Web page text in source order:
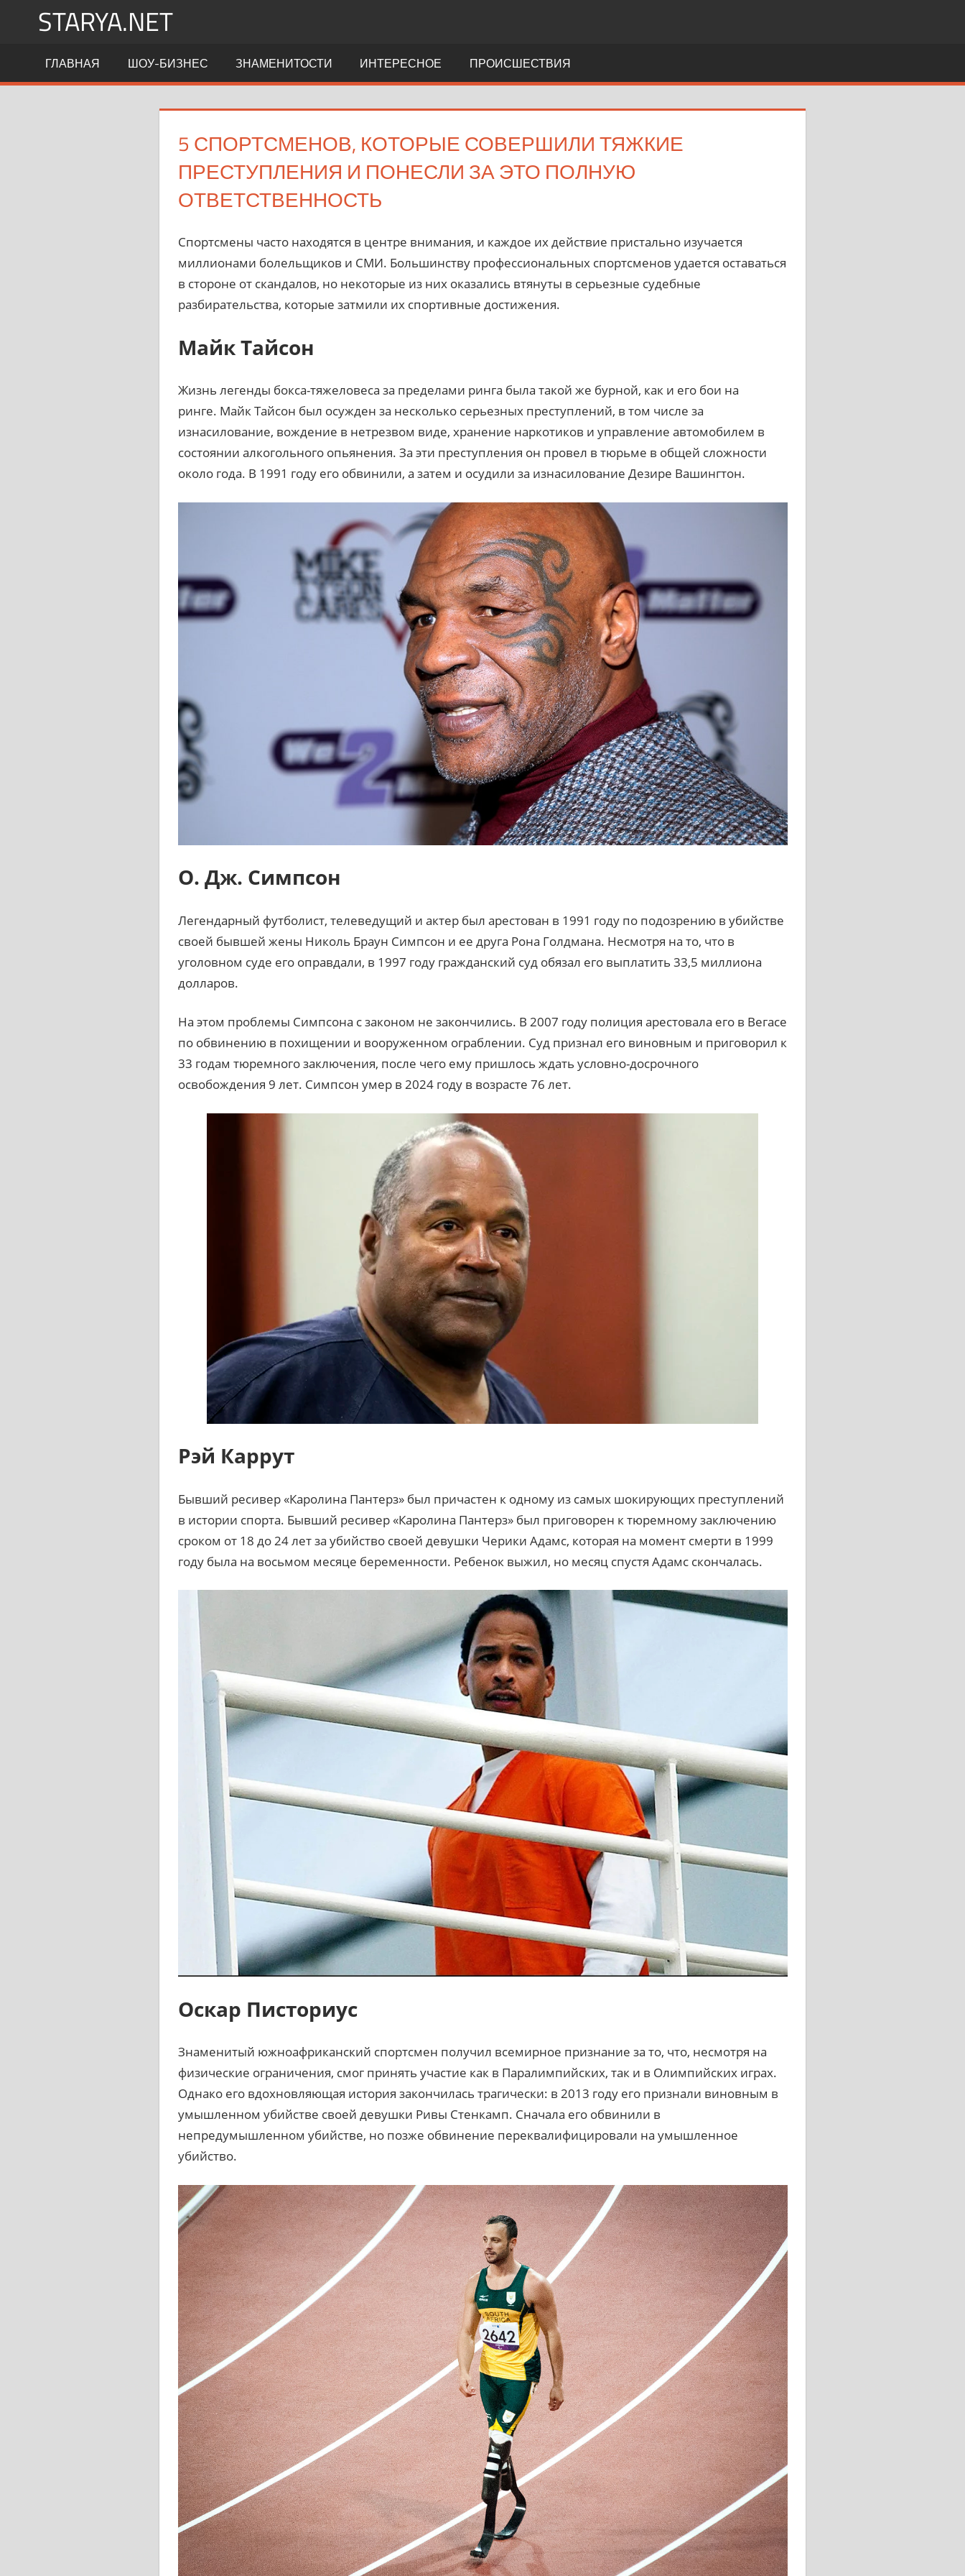
ПерейтиSTARYA.NET
шоу-
бизнеса
ГЛАВНАЯ ШОУ-БИЗНЕС ЗНАМЕНИТОСТИ ИНТЕРЕСНОЕ ПРОИСШЕСТВИЯ
5 СПОРТСМЕНОВ, КОТОРЫЕ СОВЕРШИЛИ ТЯЖКИЕ
ПРЕСТУПЛЕНИЯ И ПОНЕСЛИ ЗА ЭТО ПОЛНУЮ
ОТВЕТСТВЕННОСТЬ
Спортсмены часто находятся в центре внимания, и каждое их действие пристально изучается
миллионами болельщиков и СМИ. Большинству профессиональных спортсменов удается оставаться
в стороне от скандалов, но некоторые из них оказались втянуты в серьезные судебные
разбирательства, которые затмили их спортивные достижения.
Майк Тайсон
Жизнь легенды бокса-тяжеловеса за пределами ринга была такой же бурной, как и его бои на
ринге. Майк Тайсон был осужден за несколько серьезных преступлений, в том числе за
изнасилование, вождение в нетрезвом виде, хранение наркотиков и управление автомобилем в
состоянии алкогольного опьянения. За эти преступления он провел в тюрьме в общей сложности
около года. В 1991 году его обвинили, а затем и осудили за изнасилование Дезире Вашингтон.
О. Дж. Симпсон
Легендарный футболист, телеведущий и актер был арестован в 1991 году по подозрению в убийстве
своей бывшей жены Николь Браун Симпсон и ее друга Рона Голдмана. Несмотря на то, что в
уголовном суде его оправдали, в 1997 году гражданский суд обязал его выплатить 33,5 миллиона
долларов.
На этом проблемы Симпсона с законом не закончились. В 2007 году полиция арестовала его в Вегасе
по обвинению в похищении и вооруженном ограблении. Суд признал его виновным и приговорил к
33 годам тюремного заключения, после чего ему пришлось ждать условно-досрочного
освобождения 9 лет. Симпсон умер в 2024 году в возрасте 76 лет.
Рэй Каррут
Бывший ресивер «Каролина Пантерз» был причастен к одному из самых шокирующих преступлений
в истории спорта. Бывший ресивер «Каролина Пантерз» был приговорен к тюремному заключению
сроком от 18 до 24 лет за убийство своей девушки Черики Адамс, которая на момент смерти в 1999
году была на восьмом месяце беременности. Ребенок выжил, но месяц спустя Адамс скончалась.
Оскар Писториус
Знаменитый южноафриканский спортсмен получил всемирное признание за то, что, несмотря на
физические ограничения, смог принять участие как в Паралимпийских, так и в Олимпийских играх.
Однако его вдохновляющая история закончилась трагически: в 2013 году его признали виновным в
умышленном убийстве своей девушки Ривы Стенкамп. Сначала его обвинили в
непредумышленном убийстве, но позже обвинение переквалифицировали на умышленное
убийство.